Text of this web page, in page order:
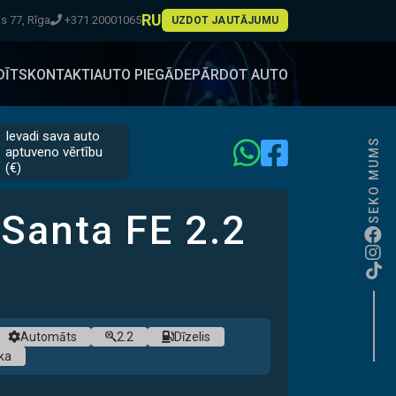
77, Rīga +371 20001065RU UZDOT JAUTĀJUMU
KONTAKTI AUTO PIEGĀDEPĀRDOT AUTO
Ievadi sava auto
aptuveno vērtību
(€)
FE 2.2
Automāts 2.2
Dīzelis
SEKO MUMS